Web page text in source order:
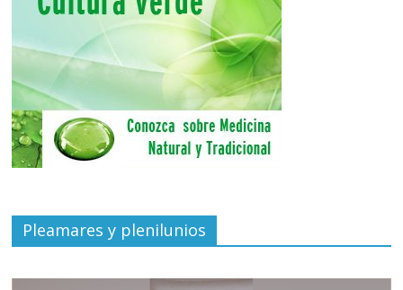
Pleamares y plenilunios